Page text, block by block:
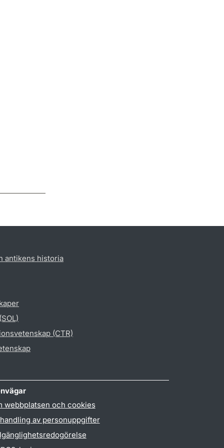
antikens historia
(CTR)
webbplatsen och cookies
av personuppgifter